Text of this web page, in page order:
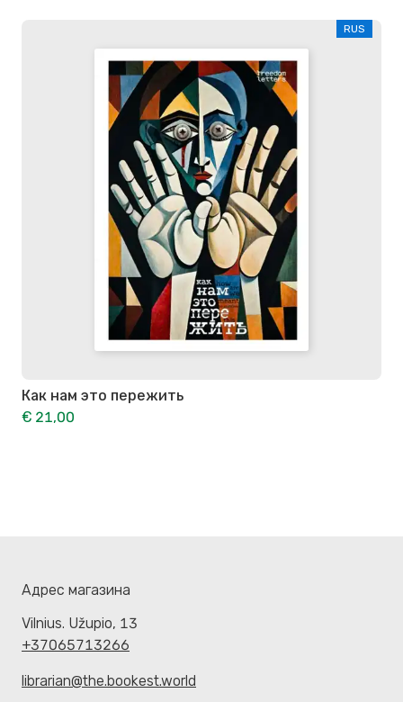
RUS
Как нам это пережить
€ 21,00
Адрес магазина
Vilnius. Užupio, 13
+37065713266
librarian@the.bookest.world